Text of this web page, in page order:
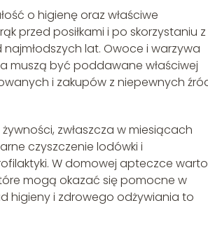
o higienę oraz właściwe
przed posiłkami i po skorzystaniu z
lat. Owoce i warzywa
muszą być poddawane właściwej
i zakupów z niepewnych
zwłaszcza w miesiącach
czyszczenie lodówki i
W domowej apteczce warto
mogą okazać się pomocne w
higieny i zdrowego odżywiania to